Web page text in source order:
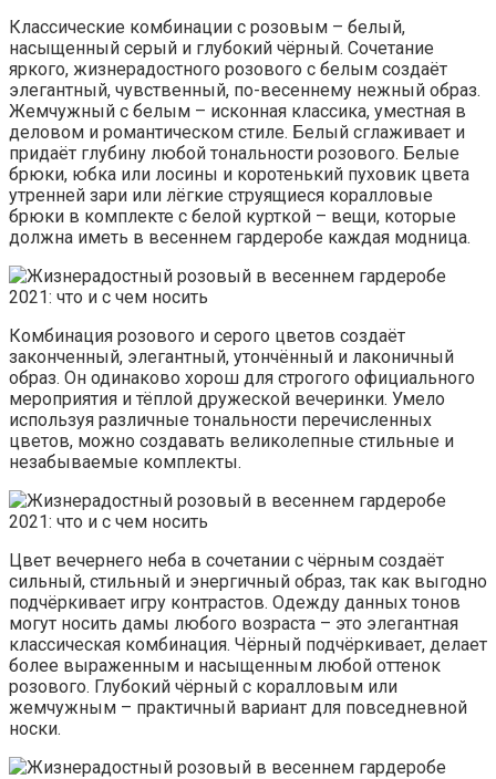
Классические комбинации с розовым – белый,
насыщенный серый и глубокий чёрный. Сочетание
яркого, жизнерадостного розового с белым создаёт
элегантный, чувственный, по-весеннему нежный образ.
Жемчужный с белым – исконная классика, уместная в
деловом и романтическом стиле. Белый сглаживает и
придаёт глубину любой тональности розового. Белые
брюки, юбка или лосины и коротенький пуховик цвета
утренней зари или лёгкие струящиеся коралловые
брюки в комплекте с белой курткой – вещи, которые
должна иметь в весеннем гардеробе каждая модница.
Комбинация розового и серого цветов создаёт
законченный, элегантный, утончённый и лаконичный
образ. Он одинаково хорош для строгого официального
мероприятия и тёплой дружеской вечеринки. Умело
используя различные тональности перечисленных
цветов, можно создавать великолепные стильные и
незабываемые комплекты.
Цвет вечернего неба в сочетании с чёрным создаёт
сильный, стильный и энергичный образ, так как выгодно
подчёркивает игру контрастов. Одежду данных тонов
могут носить дамы любого возраста – это элегантная
классическая комбинация. Чёрный подчёркивает, делает
более выраженным и насыщенным любой оттенок
розового. Глубокий чёрный с коралловым или
жемчужным – практичный вариант для повседневной
носки.